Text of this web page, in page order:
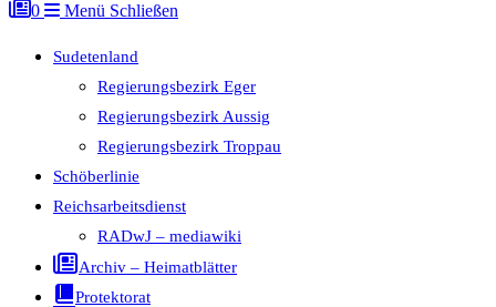
0 Menü Schließen
Sudetenland
Regierungsbezirk Eger
Regierungsbezirk Aussig
Regierungsbezirk Troppau
Schöberlinie
Reichsarbeitsdienst
RADwJ – mediawiki
Archiv – Heimatblätter
Protektorat